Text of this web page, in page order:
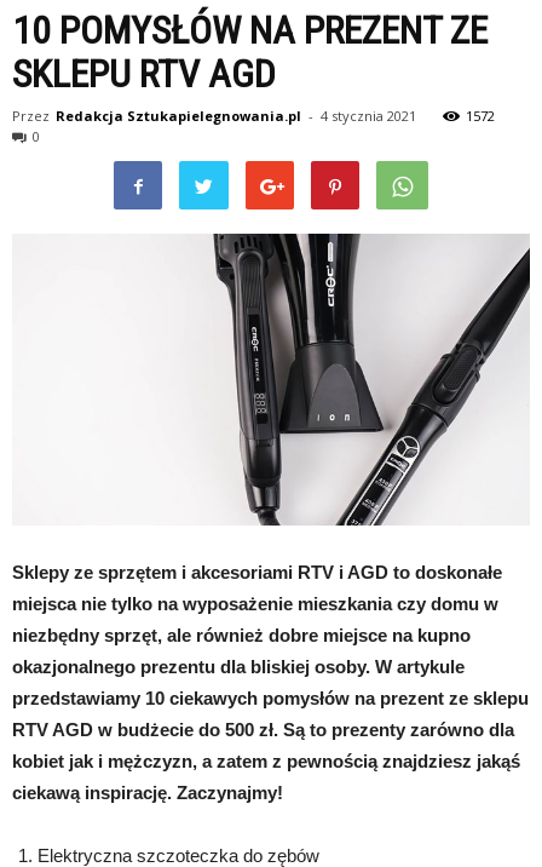
10 POMYSŁÓW NA PREZENT ZE
SKLEPU RTV AGD
Przez Redakcja Sztukapielegnowania.pl - 4 stycznia 2021
1572
0
Sklepy ze sprzętem i akcesoriami RTV i AGD to doskonałe
miejsca nie tylko na wyposażenie mieszkania czy domu w
niezbędny sprzęt, ale również dobre miejsce na kupno
okazjonalnego prezentu dla bliskiej osoby. W artykule
przedstawiamy 10 ciekawych pomysłów na prezent ze sklepu
RTV AGD w budżecie do 500 zł. Są to prezenty zarówno dla
kobiet jak i mężczyzn, a zatem z pewnością znajdziesz jakąś
ciekawą inspirację. Zaczynajmy!
Elektryczna szczoteczka do zębów